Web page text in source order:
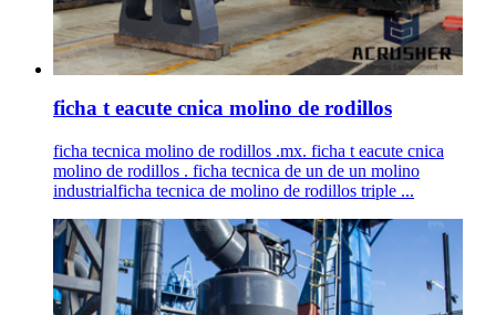
ficha t eacute cnica molino de rodillos
ficha tecnica molino de rodillos .mx. ficha t eacute cnica
molino de rodillos . ficha tecnica de un de un molino
industrialficha tecnica de molino de rodillos triple ...